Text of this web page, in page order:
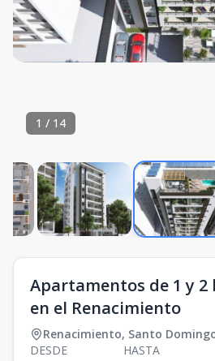
1 / 14
Apartamentos de 1 y
en el Renacimiento
Renacimiento, Santo
DESDE
HASTA